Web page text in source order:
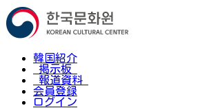
韓国紹介
掲示板
報道資料
会員登録
ログイン